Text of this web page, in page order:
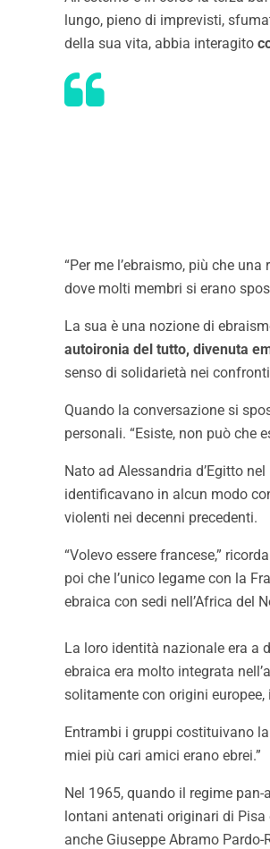
lungo, pieno di imprevisti,
della sua vita, abbia interagito
“Per me l’ebraismo, più che
dove molti membri si erano
La sua è una nozione di
autoironia del tutto, divenuta
senso di solidarietà nei
Quando la conversazione si
personali. “Esiste, non può che
Nato ad Alessandria d’Egitto
identificavano in alcun modo
violenti nei decenni precedenti.
“Volevo essere francese,”
poi che l’unico legame con la
ebraica con sedi nell’Africa del
La loro identità nazionale era a
ebraica era molto integrata
solitamente con origini
Entrambi i gruppi costituivano
miei più cari amici erano ebrei.”
Nel 1965, quando il regime
lontani antenati originari di
anche Giuseppe Abramo